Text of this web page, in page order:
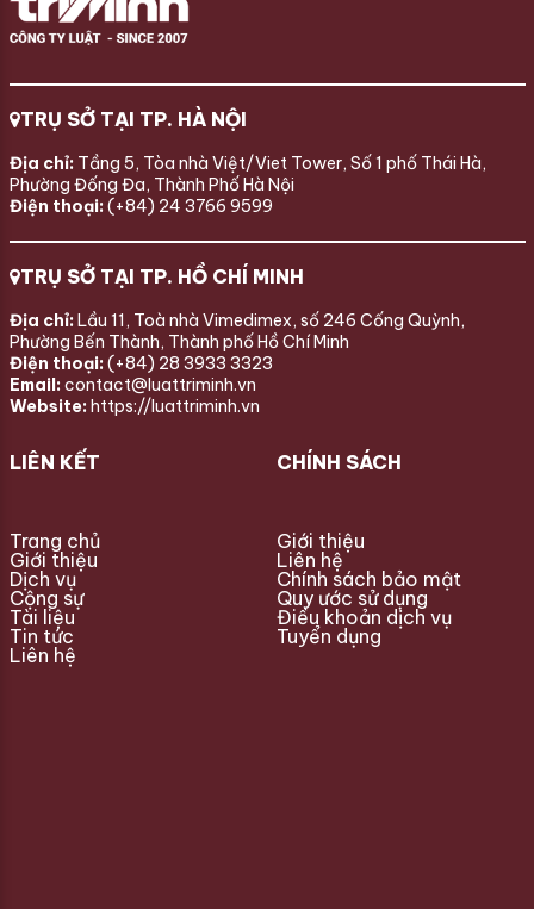
TRỤ SỞ TẠI TP. HÀ NỘI
Địa chỉ: Tầng 5, Tòa nhà Việt/Viet Tower, Số 1 phố Thái Hà,
Phường Đống Đa, Thành Phố Hà Nội
Điện thoại: (+84) 24 3766 9599
TRỤ SỞ TẠI TP. HỒ CHÍ MINH
Địa chỉ: Lầu 11, Toà nhà Vimedimex, số 246 Cống Quỳnh,
Phường Bến Thành, Thành phố Hồ Chí Minh
Điện thoại: (+84) 28 3933 3323
Email: contact@luattriminh.vn
Website: https://luattriminh.vn
LIÊN KẾT
Trang chủ
Giới thiệu
Dịch vụ
Cộng sự
Tài liệu
Tin tức
Liên hệ
CHÍNH SÁCH
Giới thiệu
Liên hệ
Chính sách bảo mật
Quy ước sử dụng
Điều khoản dịch vụ
Tuyển dụng